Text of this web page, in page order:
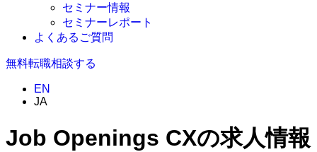
セミナー情報
セミナーレポート
よくあるご質問
無料転職相談する
EN
JA
Job Openings CXの求人情報